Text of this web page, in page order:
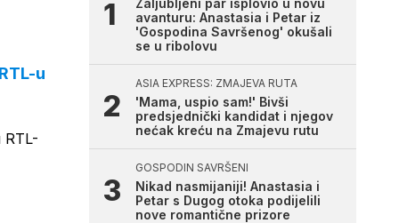
u
Zaljubljeni par isplovio u novu
avanturu: Anastasia i Petar iz
'Gospodina Savršenog' okušali
se u ribolovu
ASIA EXPRESS: ZMAJEVA RUTA
'Mama, uspio sam!' Bivši
predsjednički kandidat i njegov
nećak kreću na Zmajevu rutu
GOSPODIN SAVRŠENI
Nikad nasmijaniji! Anastasia i
Petar s Dugog otoka podijelili
nove romantične prizore